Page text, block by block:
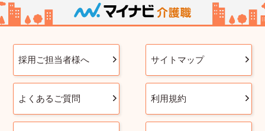
採用ご担当者様へ サイトマップ
よくあるご質問 利用規約